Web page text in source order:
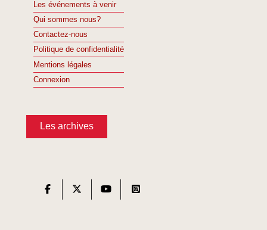
Les événements à venir
Qui sommes nous?
Contactez-nous
Politique de confidentialité
Mentions légales
Connexion
Les archives